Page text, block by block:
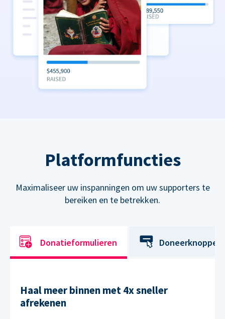
Platformfuncties
Maximaliseer uw inspanningen om uw supporters te
bereiken en te betrekken.
Donatieformulieren Doneerknoppen
Haal meer binnen met 4x sneller
afrekenen